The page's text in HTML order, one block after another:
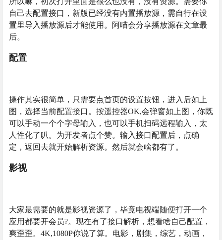
自己去配置接口，新版已经没有内置播放源，需自行在设
置里导入播放源后才能使用。阿喵会分享播放源在文章最
后。
配置
操作其实很简单，只需要点首页的设置按钮，进入后如上
图，选择当前配置接口。按遥控器OK,会弹窗如上图，你既
可以手动一个个字母输入，也可以手机扫码远程输入，太
人性化了叭。为开发者点个赞。输入接口配置后，点确
定，返回去就开始解析资源。然后就会啥都有了。
影视
大家最需要的就是影视资源了，毕竟电视端随便打开一个
应用都要开会员?。现在有了接口解析，想看啥自己配置，
爽歪歪。4K,1080P你说了算。电影，剧集，综艺，动画，